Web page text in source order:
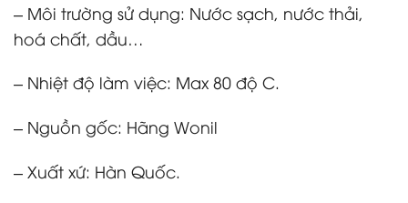
– Môi trường sử dụng: Nước sạch, nước thải,
hoá chất, dầu…
– Nhiệt độ làm việc: Max 80 độ C.
– Nguồn gốc: Hãng Wonil
– Xuất xứ: Hàn Quốc.